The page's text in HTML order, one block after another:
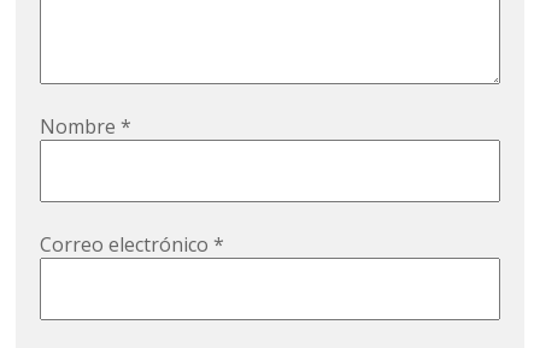
Nombre*
Correo electrónico*